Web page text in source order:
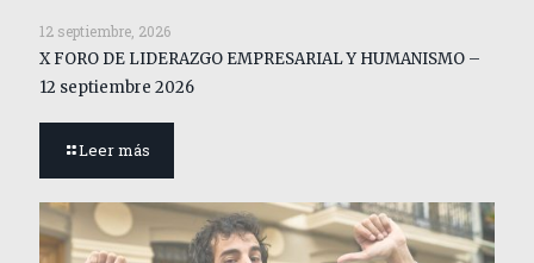
12 septiembre, 2026
X FORO DE LIDERAZGO EMPRESARIAL Y HUMANISMO –
12 septiembre 2026
Leer más